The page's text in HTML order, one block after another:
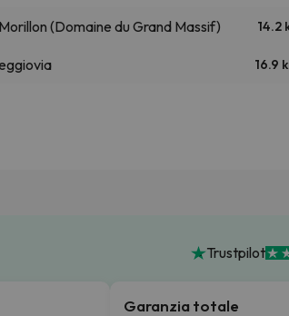
(Domaine du Grand Massif) 14.2
16.9
Trustpilot
Garanzia totale